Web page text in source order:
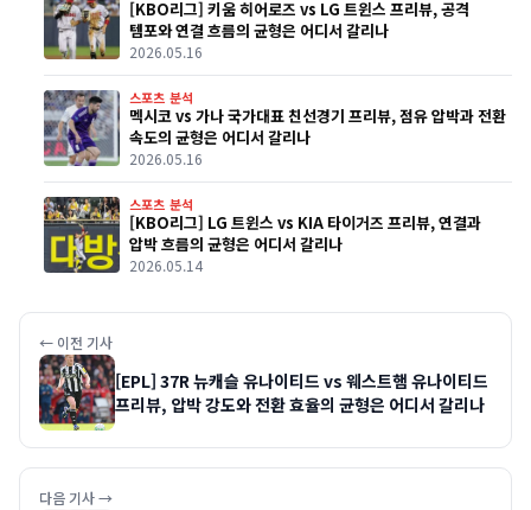
[KBO리그] 키움 히어로즈 vs LG 트윈스 프리뷰, 공격
템포와 연결 흐름의 균형은 어디서 갈리나
2026.05.16
스포츠 분석
멕시코 vs 가나 국가대표 친선경기 프리뷰, 점유 압박과 전환
속도의 균형은 어디서 갈리나
2026.05.16
스포츠 분석
[KBO리그] LG 트윈스 vs KIA 타이거즈 프리뷰, 연결과
압박 흐름의 균형은 어디서 갈리나
2026.05.14
← 이전 기사
[EPL] 37R 뉴캐슬 유나이티드 vs 웨스트햄 유나이티드
프리뷰, 압박 강도와 전환 효율의 균형은 어디서 갈리나
다음 기사 →